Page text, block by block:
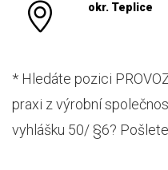
okr. Teplice
* Hledáte pozici
praxi z výrobní
vyhlášku 50/ §6?